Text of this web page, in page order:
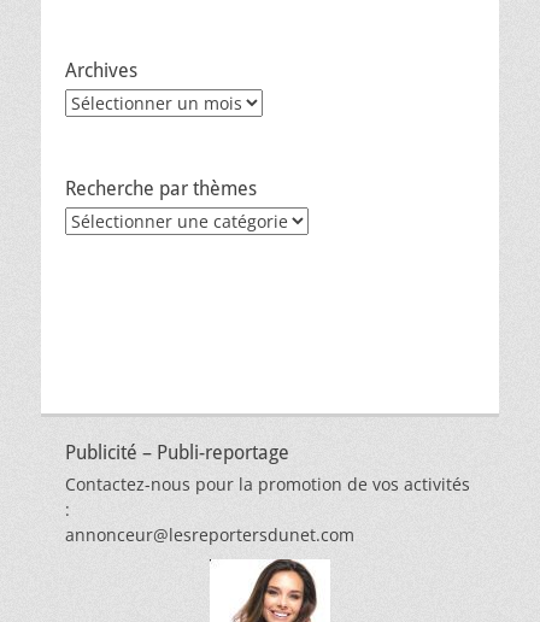
Archives
Archives
Recherche par thèmes
Recherche
Publicité – Publi-reportage
Contactez-nous pour la promotion de vos activités
:
annonceur@lesreportersdunet.com